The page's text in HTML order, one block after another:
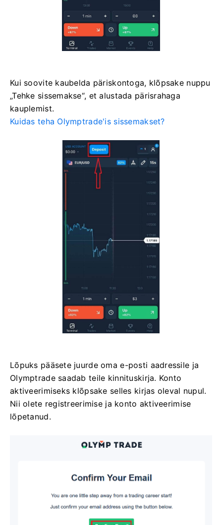
Kui soovite kaubelda päriskontoga, klõpsake nuppu
„Tehke sissemakse“, et alustada pärisrahaga
kauplemist.
Kuidas teha Olymptrade'is sissemakset?
Lõpuks pääsete juurde oma e-posti aadressile ja
Olymptrade saadab teile kinnituskirja. Konto
aktiveerimiseks klõpsake selles kirjas oleval nupul.
Nii olete registreerimise ja konto aktiveerimise
lõpetanud.